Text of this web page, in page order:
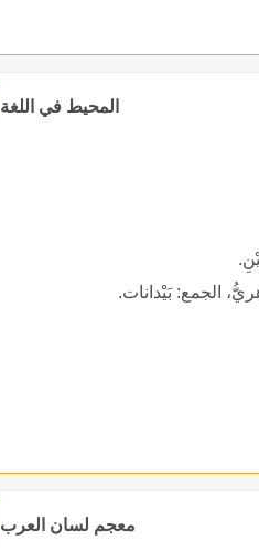
المحيط في اللغة
الجمع: بَيْدانات.
معجم لسان العرب